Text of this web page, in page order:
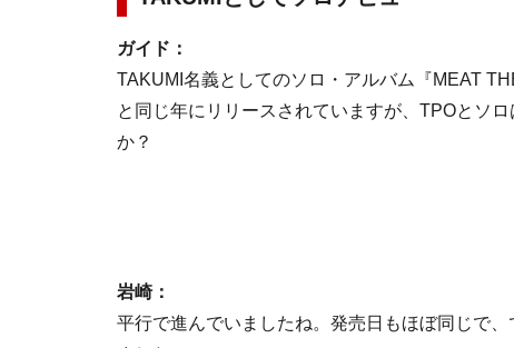
ガイド：
TAKUMI名義としてのソロ・アルバム『MEAT
と同じ年にリリースされていますが、TPOとソ
か？
岩崎：
平行で進んでいましたね。発売日もほぼ同じで